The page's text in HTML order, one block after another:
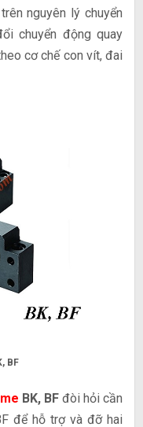
nguyên lý chuyển
chuyển động quay
cơ chế con vít, đai
BF
BK, BF đòi hỏi cần
để hỗ trợ và đỡ hai